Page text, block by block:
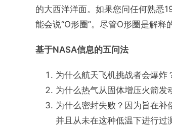
的大西洋洋面。如果您问任何熟悉
能会说“O形圈”。尽管O形圈是解释
基于NASA信息的五问法
为什么航天飞机挑战者会爆炸
为什么热气从固体增压火箭发
为什么密封失败？因为旨在补
并且从未在这种低温下进行过